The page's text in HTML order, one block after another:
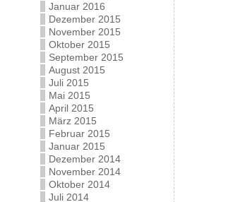
Januar 2016
Dezember 2015
November 2015
Oktober 2015
September 2015
August 2015
Juli 2015
Mai 2015
April 2015
März 2015
Februar 2015
Januar 2015
Dezember 2014
November 2014
Oktober 2014
Juli 2014